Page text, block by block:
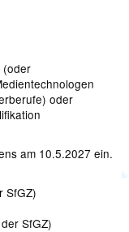
(oder
oder
am 10.5.2027 ein.
SfGZ)
SfGZ)